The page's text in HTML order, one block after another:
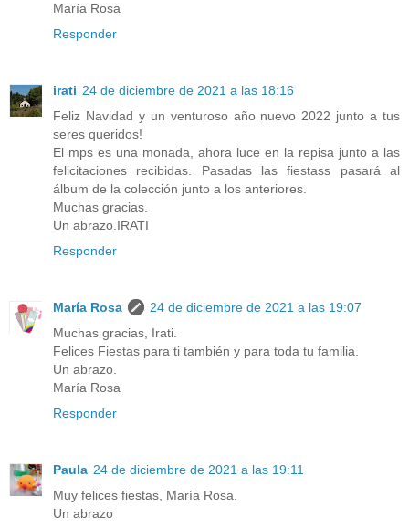
María Rosa
Responder
irati 24 de diciembre de 2021 a las 18:16
Feliz Navidad y un venturoso año nuevo 2022 junto a tus
seres queridos!
El mps es una monada, ahora luce en la repisa junto a las
felicitaciones recibidas. Pasadas las fiestass pasará al
álbum de la colección junto a los anteriores.
Muchas gracias.
Un abrazo.IRATI
Responder
María Rosa
24 de diciembre de 2021 a las 19:07
Muchas gracias, Irati.
Felices Fiestas para ti también y para toda tu familia.
Un abrazo.
María Rosa
Responder
Paula 24 de diciembre de 2021 a las 19:11
Muy felices fiestas, María Rosa.
Un abrazo